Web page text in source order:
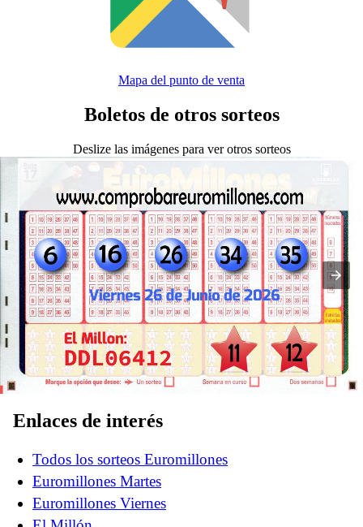
Mapa del punto de venta
Boletos de otros sorteos
Deslize las imágenes para ver otros sorteos
Enlaces de interés
Todos los sorteos Euromillones
Euromillones Martes
Euromillones Viernes